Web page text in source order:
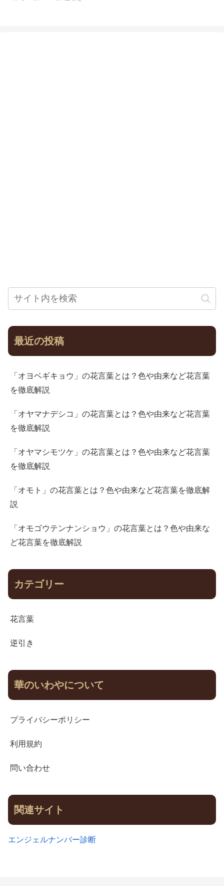
最近の投稿
「オヨベギキョウ」の花言葉とは？色や由来など花言葉
を徹底解説
「オヤマナデシコ」の花言葉とは？色や由来など花言葉
を徹底解説
「オヤマシモツケ」の花言葉とは？色や由来など花言葉
を徹底解説
「オモト」の花言葉とは？色や由来など花言葉を徹底解
説
「オモゴウテンナンショウ」の花言葉とは？色や由来な
ど花言葉を徹底解説
カテゴリー
花言葉
逆引き
華のいわやについて
プライバシーポリシー
利用規約
問い合わせ
関連サイト
エンジェルナンバー診断